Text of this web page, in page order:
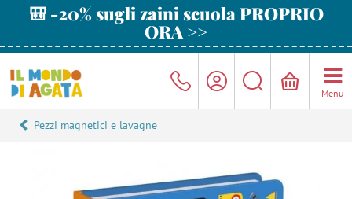
🎒 -20% sugli zaini scuola PROPRIO
ORA >>
Menu
Pezzi magnetici e lavagne